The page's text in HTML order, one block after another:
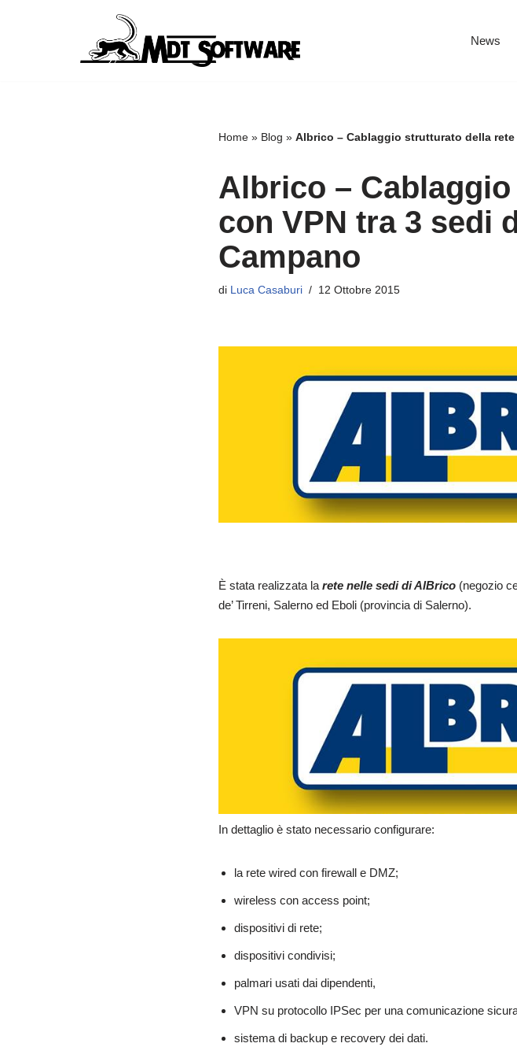
News
Home» Blog » Albrico – Cablaggio strutturato della
Albrico –
con VPN tra 3 sedi
Campano
di Luca Casaburi 12 Ottobre 2015
È stata realizzata larete nelle sedi di AlBrico(negozio
de’ Tirreni, Salerno ed Eboli (provincia di Salerno).
In dettaglio è stato necessario configurare:
la rete wired con firewall e DMZ;
wireless con access point;
dispositivi di rete;
dispositivi condivisi;
palmari usati dai dipendenti,
VPN su protocollo IPSec per una comunicazione
sistema di backup e recovery dei dati.